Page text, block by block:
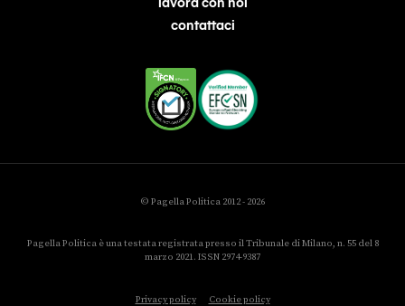
contattaci
© Pagella Politica 2012 - 2026
Pagella Politica è una testata registrata presso il Tribunale di Milano, n. 55 del 8
marzo 2021. ISSN 2974-9387
Privacy policy Cookie policy